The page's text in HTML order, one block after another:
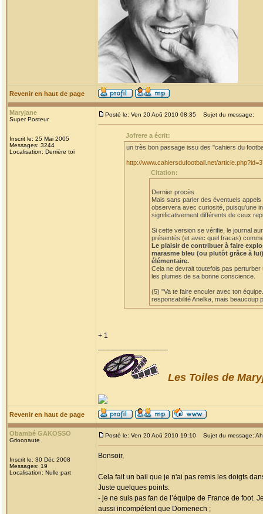
Revenir en haut de page
Maryjane
Super Posteur
Inscrit le: 25 Mai 2005
Messages: 3244
Localisation: Derrière toi
Posté le: Ven 20 Aoû 2010 08:35 Sujet du message:
Jofrere a écrit:
un très bon passage issu des "cahiers du
http://www.cahiersdufootball.net/
Citation:
Dernier procès
Mais sans parler des éventuels
observera avec curiosité, puisqu'une
significativement différents de ceux
Si cette version se vérifie, le journal
présentés (et avec quel fracas)
Le plaisir de contribuer à faire
marasme bleu (ou plutôt grâce à
élémentaire.
Cela ne devrait toutefois pas
les plumes de sa bonne conscience.
(5) "Va te faire enculer avec ton
responsabilité Anelka, mais beaucoup
+ 1
Les Toiles de
Revenir en haut de page
Obambé GAKOSSO
Grioonaute
Inscrit le: 30 Déc 2008
Messages: 19
Localisation: Nulle part
Posté le: Ven 20 Aoû 2010 19:10 Sujet du message:
Bonsoir,
Cela fait un bail que je n'ai pas remis les doigts
Juste quelques points:
- je ne suis pas fan de l’équipe de France de foot.
aussi incompétent que Domenech ;